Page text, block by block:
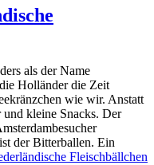
als der Name
Holländer die Zeit
wie wir. Anstatt
kleine Snacks. Der
der Bitterballen. Ein
Fleischbällchen